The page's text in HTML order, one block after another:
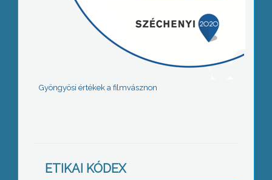
Gyöngyösi értékek a filmvásznon
ETIKAI KÓDEX